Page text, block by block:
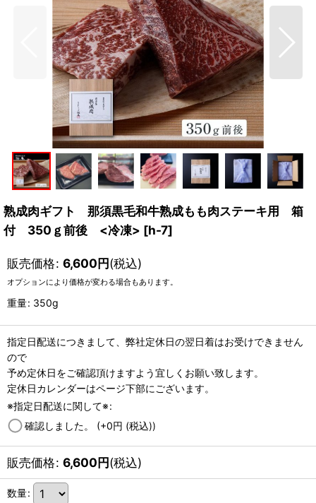
熟成肉ギフト 那須黒毛和牛熟成もも肉ステーキ用 箱
付 350ｇ前後 <冷凍> [h-7]
販売価格: 6,600円(税込)
オプションにより価格が変わる場合もあります。
重量: 350g
指定日配送につきまして、弊社定休日の翌日着はお受けできません
ので
予め定休日をご確認頂けますよう宜しくお願い致します。
定休日カレンダーはページ下部にございます。
※指定日配送に関して※:
確認しました。 (+0円 (税込))
販売価格: 6,600円(税込)
数量: